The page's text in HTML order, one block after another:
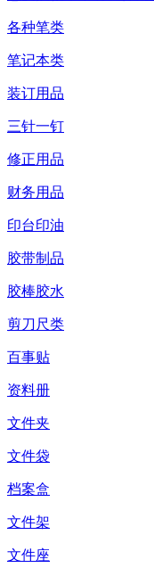
各种笔类
笔记本类
装订用品
三针一钉
修正用品
财务用品
印台印油
胶带制品
胶棒胶水
剪刀尺类
百事贴
资料册
文件夹
文件袋
档案盒
文件架
文件座